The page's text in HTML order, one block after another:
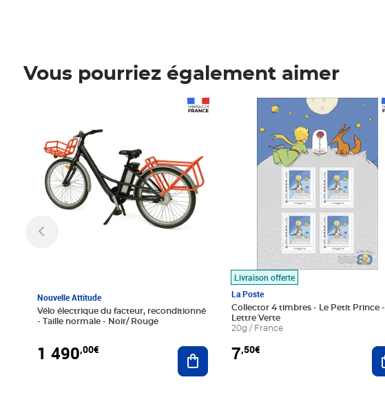
Vous pourriez également aimer
Nouvelle Attitude
Vélo électrique du facteur, reconditionné
- Taille normale - Noir/ Rouge
1 490,00€ Ajouter au panier
Livraison offerte
La Poste
Collector 4 timbres - Le Petit Prince -
Lettre Verte
20g / France
7,50€
Prix 7,50€